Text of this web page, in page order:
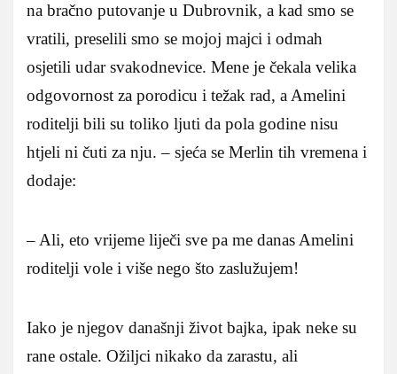
na bračno putovanje u Dubrovnik, a kad smo se
vratili, preselili smo se mojoj majci i odmah
osjetili udar svakodnevice. Mene je čekala velika
odgovornost za porodicu i težak rad, a Amelini
roditelji bili su toliko ljuti da pola godine nisu
htjeli ni čuti za nju. – sjeća se Merlin tih vremena i
dodaje:
– Ali, eto vrijeme liječi sve pa me danas Amelini
roditelji vole i više nego što zaslužujem!
Iako je njegov današnji život bajka, ipak neke su
rane ostale. Ožiljci nikako da zarastu, ali